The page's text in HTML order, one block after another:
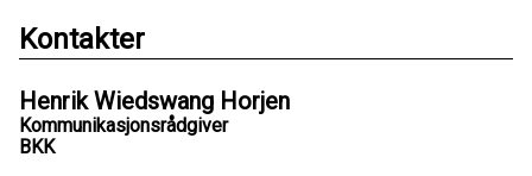
Kontakter
Henrik Wiedswang Horjen
Kommunikasjonsrådgiver
BKK